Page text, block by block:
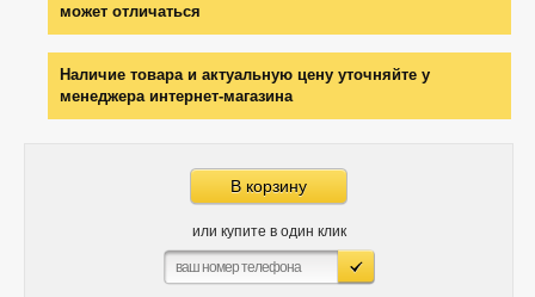
может отличаться
Наличие товара и актуальную цену уточняйте у
менеджера интернет-магазина
В корзину
или купите в один клик